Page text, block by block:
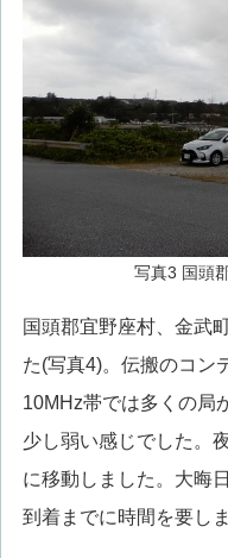
写真3 国頭
国頭郡宜野座村、金武
た(写真4)。伝搬のコン
10MHz帯では多くの局
少し弱い感じでした。
に移動しました。大晦
到着までに時間を要しま